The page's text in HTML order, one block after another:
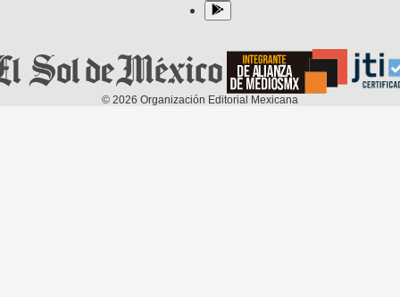
© 2026 Organización Editorial Mexicana